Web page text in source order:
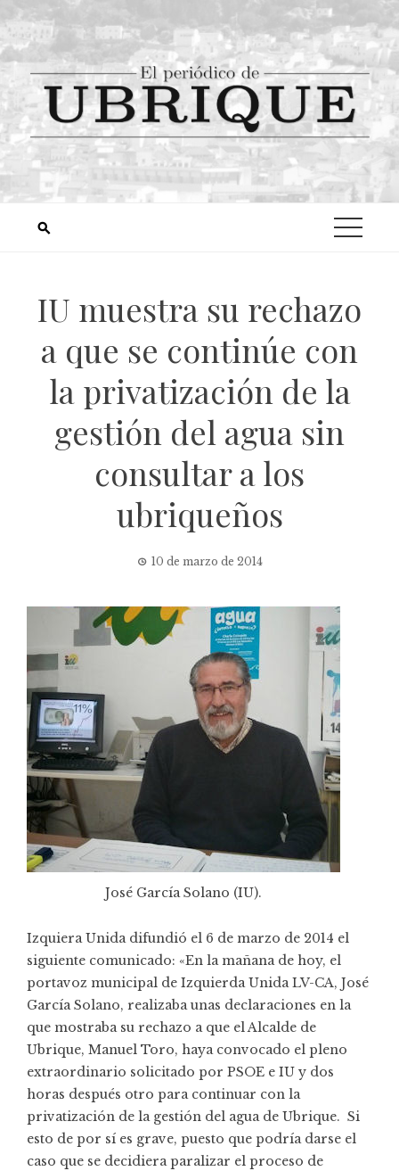
IU muestra su rechazo
a que se continúe con
la privatización de la
gestión del agua sin
consultar a los
ubriqueños
10 de marzo de 2014
José García Solano (IU).
Izquiera Unida difundió el 6 de marzo de 2014 el
siguiente comunicado: «En la mañana de hoy, el
portavoz municipal de Izquierda Unida LV-CA, José
García Solano, realizaba unas declaraciones en la
que mostraba su rechazo a que el Alcalde de
Ubrique, Manuel Toro, haya convocado el pleno
extraordinario solicitado por PSOE e IU y dos
horas después otro para continuar con la
privatización de la gestión del agua de Ubrique. Si
esto de por sí es grave, puesto que podría darse el
caso que se decidiera paralizar el proceso de